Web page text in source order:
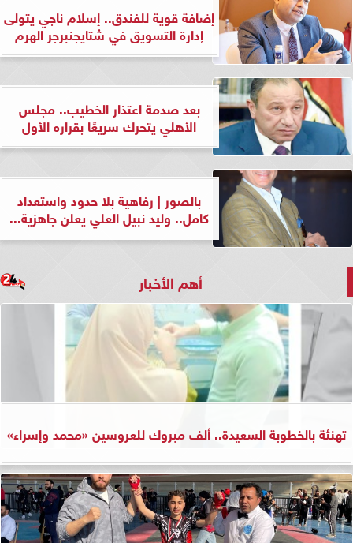
إضافة قوية للفندق.. إسلام ناجي يتولى
إدارة التسويق في شتايجنبرجر الهرم
بعد صدمة اعتذار الخطيب.. مجلس
الأهلي يتحرك سريعًا بقراره الأول
بالصور | رفاهية بلا حدود واستعداد
كامل.. وليد نبيل العلي يعلن جاهزية...
أهم الأخبار
تهنئة بالخطوبة السعيدة.. ألف مبروك للعروسين «محمد وإسراء»